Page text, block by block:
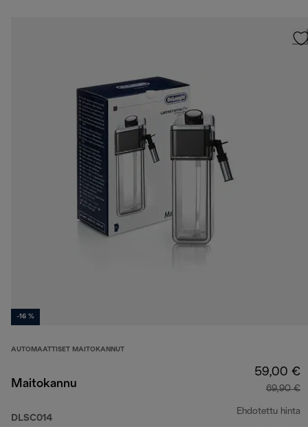
-16 %
AUTOMAATTISET MAITOKANNUT
Maitokannu
DLSC014
59,00 €
69,90 €
Ehdotettu hinta